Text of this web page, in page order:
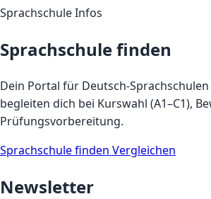
Sprachschule Infos
Sprachschule finden
Dein Portal für Deutsch-
begleiten dich bei Kurswahl (A1–C1),
Prüfungsvorbereitung.
Sprachschule finden Vergleichen
Newsletter